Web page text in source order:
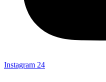
Instagram 24